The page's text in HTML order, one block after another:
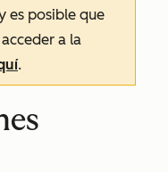
es posible que
a la
.